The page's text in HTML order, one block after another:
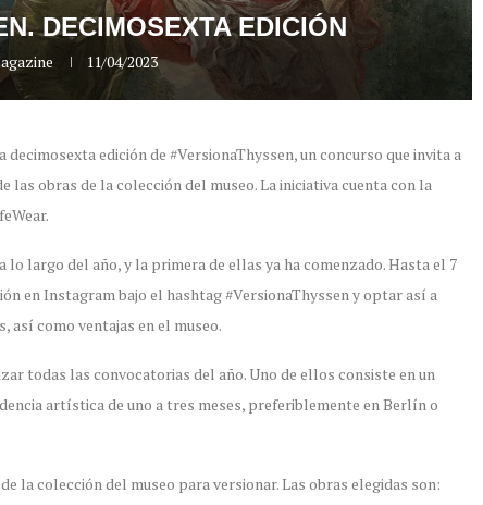
DECIMOSEXTA EDICIÓN
11/04/2023
edición de #VersionaThyssen, un concurso que invita a
las obras de la colección del museo. La iniciativa cuenta con la
largo del año, y la primera de ellas ya ha comenzado. Hasta el 7
en Instagram bajo el hashtag #VersionaThyssen y optar así a
así como ventajas en el museo.
todas las convocatorias del año. Uno de ellos consiste en un
artística de uno a tres meses, preferiblemente en Berlín o
la colección del museo para versionar. Las obras elegidas son: